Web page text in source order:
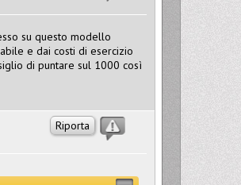
su questo modello
e dai costi di esercizio
di puntare sul 1000 così
Riporta